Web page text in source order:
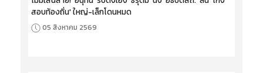
สอบท้องถิ่น' ใหญ่-เล็กโดนหมด
05 สิงหาคม 2569